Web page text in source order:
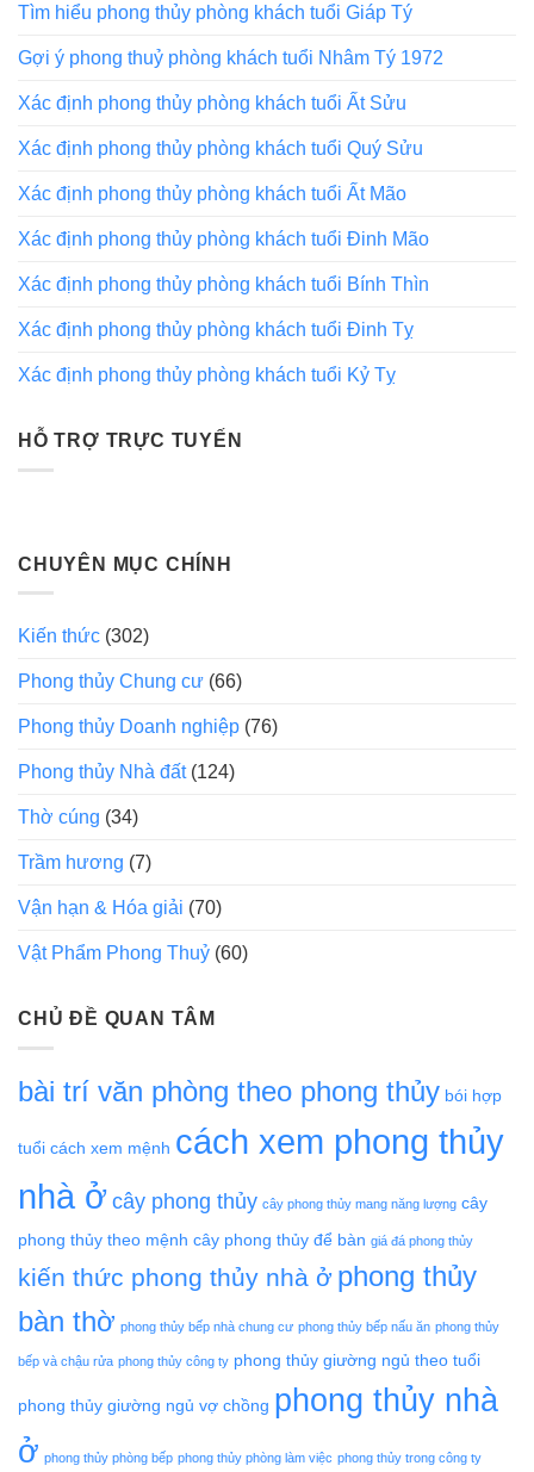
Tìm hiểu phong thủy phòng khách tuổi Giáp Tý
Gợi ý phong thuỷ phòng khách tuổi Nhâm Tý 1972
Xác định phong thủy phòng khách tuổi Ất Sửu
Xác định phong thủy phòng khách tuổi Quý Sửu
Xác định phong thủy phòng khách tuổi Ất Mão
Xác định phong thủy phòng khách tuổi Đinh Mão
Xác định phong thủy phòng khách tuổi Bính Thìn
Xác định phong thủy phòng khách tuổi Đinh Tỵ
Xác định phong thủy phòng khách tuổi Kỷ Tỵ
HỖ TRỢ TRỰC TUYẾN
CHUYÊN MỤC CHÍNH
Kiến thức (302)
Phong thủy Chung cư (66)
Phong thủy Doanh nghiệp (76)
Phong thủy Nhà đất(124)
Thờ cúng (34)
Trầm hương (7)
Vận hạn & Hóa giải (70)
Vật Phẩm Phong Thuỷ (60)
CHỦ ĐỀ QUAN TÂM
bài trí văn phòng theo phong thủy bói hợp
tuổi cách xem mệnh cách xem phong thủy
nhà ở cây phong thủy cây phong thủy mang năng lượng cây
phong thủy theo mệnh cây phong thủy để bàn giá đá phong thủy
kiến thức phong thủy nhà ở phong thủy
bàn thờ phong thủy bếp nhà chung cư phong thủy bếp nấu ăn phong thủy
bếp và chậu rửa phong thủy công ty phong thủy giường ngủ theo tuổi
phong thủy giường ngủ vợ chồng phong thủy nhà
ở phong thủy phòng bếp phong thủy phòng làm việc phong thủy trong công ty